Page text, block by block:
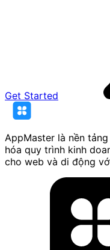
Get Started
AppMaster là nền
hóa quy trình kinh
cho web và di động